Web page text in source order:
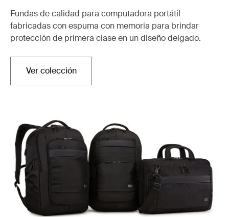
Fundas de calidad para computadora portátil
fabricadas con espuma con memoria para brindar
protección de primera clase en un diseño delgado.
Ver colección